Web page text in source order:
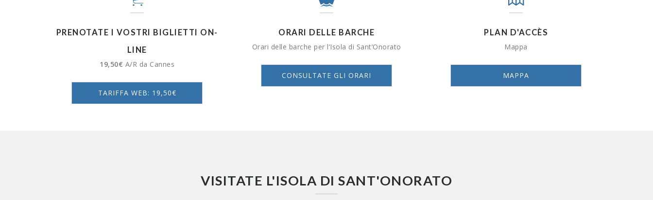
PRENOTATE I VOSTRI BIGLIETTI ON-
LINE
19,50€ A/R da Cannes
TARIFFA WEB: 19,50€
ORARI DELLE BARCHE
Orari delle barche per l’Isola di Sant’Onorato
CONSULTATE GLI ORARI
PLAN D'ACCÈS
Mappa
MAPPA
VISITATE L'ISOLA DI SANT'ONORATO